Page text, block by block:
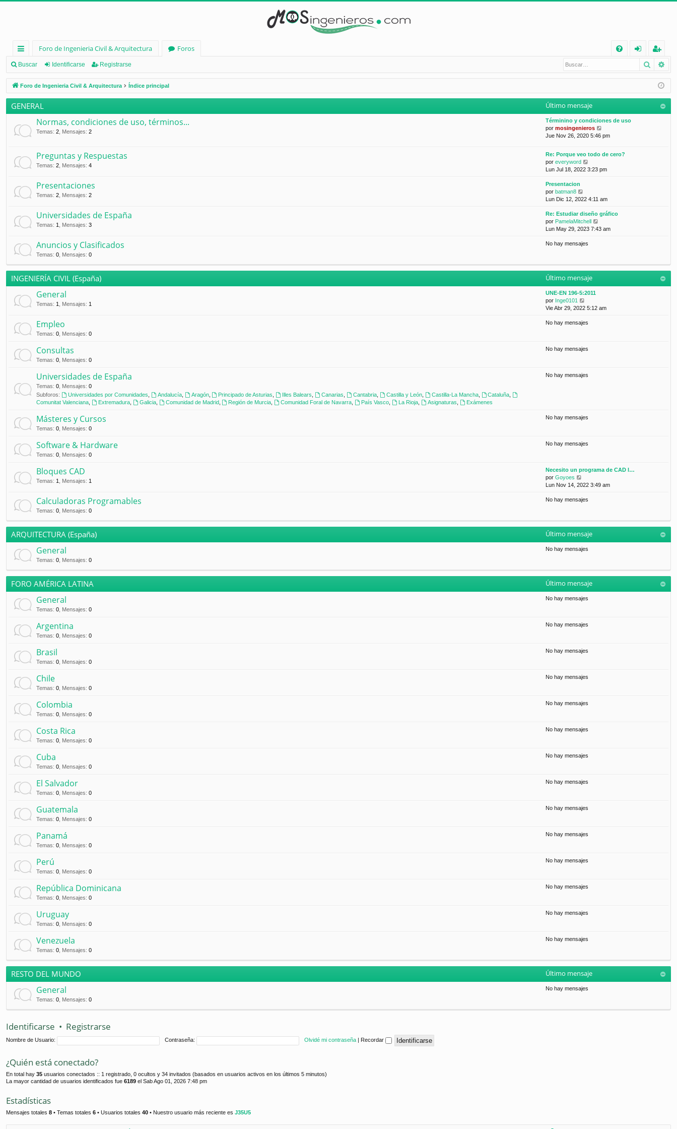
nl
ac
es
rá
pi
os
Foro de Ingenieria Civil & Arquitectura
Foros
Q
nt
ifi
eg
ist
ra
Buscar Identificarse Registrarse Buscar
Foro de Ingenieria Civil & Arquitectura Índice principal
GENERAL Último mensaje
Normas, condiciones de uso, términos...
Temas: 2 Mensajes: 2
Términino y condiciones de uso
por mosingenieros
e
l
i
e
s
Jue Nov 26, 2020 5:46 pm
Preguntas y Respuestas
Temas: 2 Mensajes: 4
Re: Porque veo todo de cero?
por everyword
e
t
m
o
m
j
e
Lun Jul 18, 2022 3:23 pm
Presentaciones
Temas: 2 Mensajes: 2
Presentacion
por batman8
e
ú
l
t
m
e
s
j
e
Lun Dic 12, 2022 4:11 am
Universidades de España
Temas: 1 Mensajes: 3
Re: Estudiar diseño gráfico
por PamelaMitchell
e
i
s
Lun May 29, 2023 7:43 am
Anuncios y Clasificados
Temas: 0 Mensajes: 0
No hay mensajes
INGENIERÍA CIVIL (España) Último mensaje
General
Temas: 1 Mensajes: 1
UNE-EN 196-5:2011
por Inge0101
e
ú
m
e
Vie Abr 29, 2022 5:12 am
Empleo
Temas: 0 Mensajes: 0
No hay mensajes
Consultas
Temas: 0 Mensajes: 0
No hay mensajes
Universidades de España
Temas: 0 Mensajes: 0
Subforos:
Universidades por Comunidades Andalucía, Aragón, Principado de Asturias Illes Balears Canarias Cantabria, Castilla y León, Castilla-La Mancha, Cataluña
Comunitat Valenciana
Extremadura, Galicia, Comunidad de Madrid, Región de Murcia Comunidad Foral de Navarra País Vasco La Rioja, Asignaturas Exámenes
No hay mensajes
Másteres y Cursos
Temas: 0 Mensajes: 0
No hay mensajes
Software & Hardware
Temas: 0 Mensajes: 0
No hay mensajes
Bloques CAD
Temas: 1 Mensajes: 1
Necesito un programa de CAD l…
por Goyoes
e
ú
i
o
e
a
j
Lun Nov 14, 2022 3:49 am
Calculadoras Programables
Temas: 0 Mensajes: 0
No hay mensajes
ARQUITECTURA (España) Último mensaje
General
Temas: 0 Mensajes: 0
No hay mensajes
FORO AMÉRICA LATINA Último mensaje
General
Temas: 0 Mensajes: 0
No hay mensajes
Argentina
Temas: 0 Mensajes: 0
No hay mensajes
Brasil
Temas: 0 Mensajes: 0
No hay mensajes
Chile
Temas: 0 Mensajes: 0
No hay mensajes
Colombia
Temas: 0 Mensajes: 0
No hay mensajes
Costa Rica
Temas: 0 Mensajes: 0
No hay mensajes
Cuba
Temas: 0 Mensajes: 0
No hay mensajes
El Salvador
Temas: 0 Mensajes: 0
No hay mensajes
Guatemala
Temas: 0 Mensajes: 0
No hay mensajes
Panamá
Temas: 0 Mensajes: 0
No hay mensajes
Perú
Temas: 0 Mensajes: 0
No hay mensajes
República Dominicana
Temas: 0 Mensajes: 0
No hay mensajes
Uruguay
Temas: 0 Mensajes: 0
No hay mensajes
Venezuela
Temas: 0 Mensajes: 0
No hay mensajes
RESTO DEL MUNDO Último mensaje
General
Temas: 0 Mensajes: 0
No hay mensajes
Identificarse • Registrarse
Nombre de Usuario: Contraseña: Olvidé mi contraseña Recordar
¿Quién está conectado?
En total hay 35 usuarios conectados :: 1 registrado, 0 ocultos y 34 invitados (basados en usuarios activos en los últimos 5 minutos)
La mayor cantidad de usuarios identificados fue 6189 el Sab Ago 01, 2026 7:48 pm
Estadísticas
Mensajes totales 8 • Temas totales 6 • Usuarios totales 40 • Nuestro usuario más reciente es J35U5